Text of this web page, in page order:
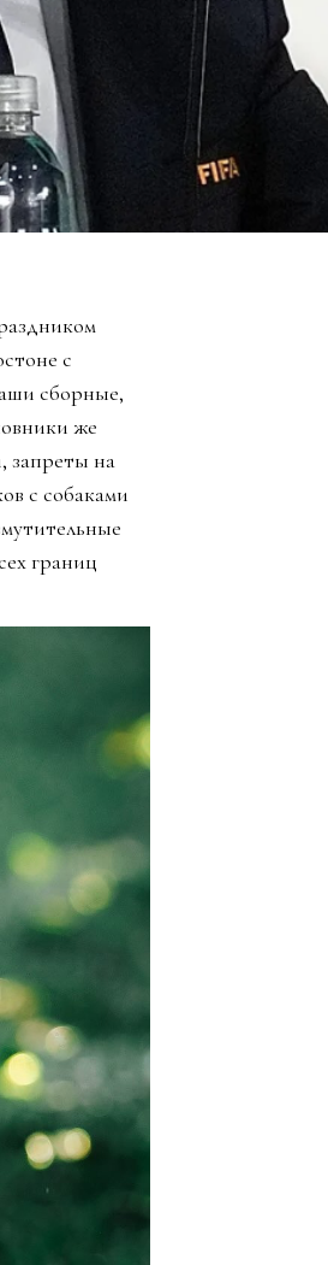
с
сборные,
же
запреты на
с собаками
границ